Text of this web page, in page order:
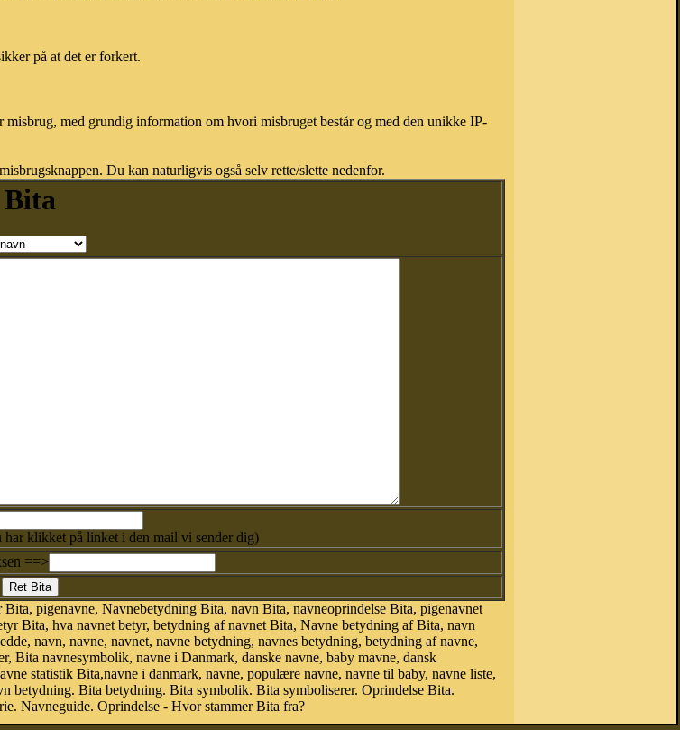
på at det er forkert.
med grundig information om hvori misbruget består og med den unikke IP-
Du kan naturligvis også selv rette/slette nedenfor.
Bita
klikket på linket i den mail vi sender dig)
==>
pigenavne, Navnebetydning Bita, navn Bita, navneoprindelse Bita, pigenavnet
Bita, hva navnet betyr, betydning af navnet Bita, Navne betydning af Bita, navn
navn, navne, navnet, navne betydning, navnes betydning, betydning af navne,
Bita navnesymbolik, navne i Danmark, danske navne, baby mavne, dansk
statistik Bita,navne i danmark, navne, populære navne, navne til baby, navne liste,
betydning. Bita betydning. Bita symbolik. Bita symboliserer. Oprindelse Bita.
Navneguide. Oprindelse - Hvor stammer Bita fra?